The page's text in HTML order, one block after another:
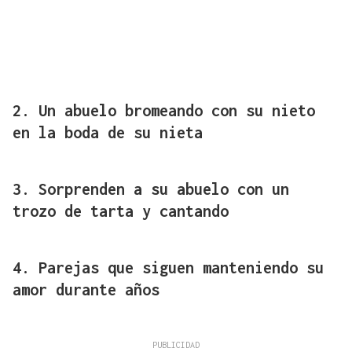
2. Un abuelo bromeando con su nieto
en la boda de su nieta
3. Sorprenden a su abuelo con un
trozo de tarta y cantando
4. Parejas que siguen manteniendo su
amor durante años